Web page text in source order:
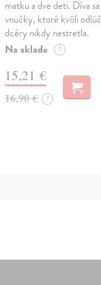
matku a dve deti. Díva
vnučky, ktoré kvôli
dcéry nikdy nestretla.
Na sklade ?
15,21 €
16,90 € ?